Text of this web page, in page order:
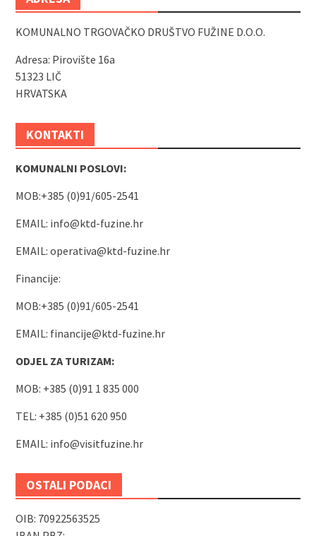
KOMUNALNO TRGOVAČKO DRUŠTVO FUŽINE D.O.O.
Adresa: Pirovište 16a
51323 LIČ
HRVATSKA
KONTAKTI
KOMUNALNI POSLOVI:
MOB:+385 (0)91/605-2541
EMAIL: info@ktd-fuzine.hr
EMAIL: operativa@ktd-fuzine.hr
Financije:
MOB:+385 (0)91/605-2541
EMAIL: financije@ktd-fuzine.hr
ODJEL ZA TURIZAM:
MOB: +385 (0)91 1 835 000
TEL: +385 (0)51 620 950
EMAIL: info@visitfuzine.hr
OSTALI PODACI
OIB: 70922563525